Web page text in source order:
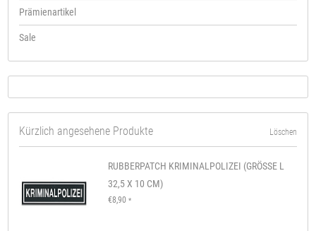
Prämienartikel
Sale
Kürzlich angesehene Produkte Löschen
RUBBERPATCH KRIMINALPOLIZEI (GRÖSSE L
32,5 X 10 CM)
€8,90*